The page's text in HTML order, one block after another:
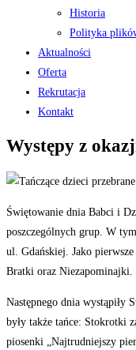
Historia
Polityka
Aktualności
Oferta
Rekrutacja
Kontakt
Występy z
Świętowanie dnia Babci i
poszczególnych grup. W
ul. Gdańskiej. Jako
Bratki oraz Niezapominajki.
Następnego dnia wystąpiły
były także tańce: Stokrotki
piosenki „Najtrudniejszy